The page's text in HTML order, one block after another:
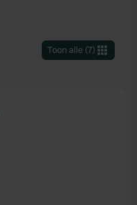
Toon alle(7)